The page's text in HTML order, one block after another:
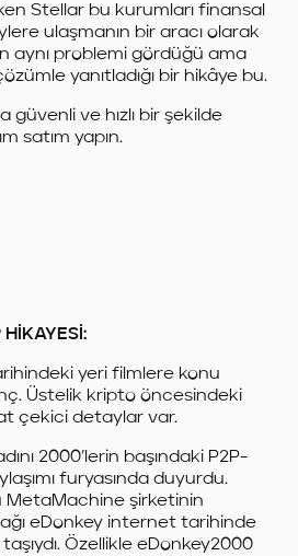
Stellar bu kurumları finansal
ulaşmanın bir aracı olarak
aynı problemi gördüğü ama
yanıtladığı bir hikâye bu.
güvenli ve hızlı bir şekilde
satım yapın.
HİKAYESİ:
yeri filmlere konu
Üstelik kripto öncesindeki
çekici detaylar var.
2000’lerin başındaki P2P-
furyasında duyurdu.
MetaMachine şirketinin
eDonkey internet tarihinde
Özellikle eDonkey2000